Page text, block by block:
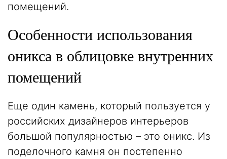
помещений.
Особенности использования
оникса в облицовке внутренних
помещений
Еще один камень, который пользуется у
российских дизайнеров интерьеров
большой популярностью – это оникс. Из
поделочного камня он постепенно